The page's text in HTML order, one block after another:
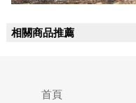
相關商品推薦
首頁